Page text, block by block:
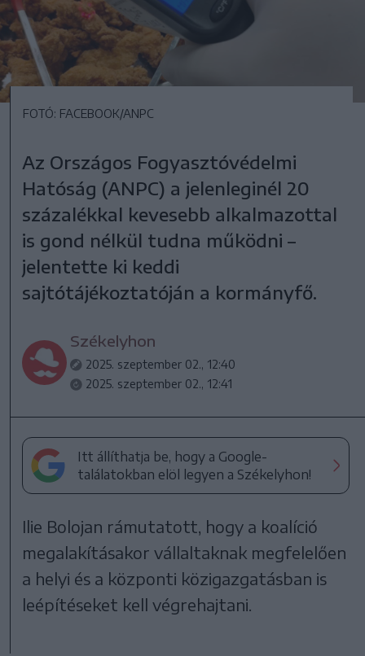
FOTÓ: FACEBOOK/ANPC
Az Országos Fogyasztóvédelmi
Hatóság (ANPC) a jelenleginél 20
százalékkal kevesebb alkalmazottal
is gond nélkül tudna működni –
jelentette ki keddi
sajtótájékoztatóján a kormányfő.
Székelyhon
2025. szeptember 02., 12:40
2025. szeptember 02., 12:41
Itt állíthatja be, hogy a Google-
találatokban elöl legyen a Székelyhon!
Ilie Bolojan rámutatott, hogy a koalíció
megalakításakor vállaltaknak megfelelően
a helyi és a központi közigazgatásban is
leépítéseket kell végrehajtani.